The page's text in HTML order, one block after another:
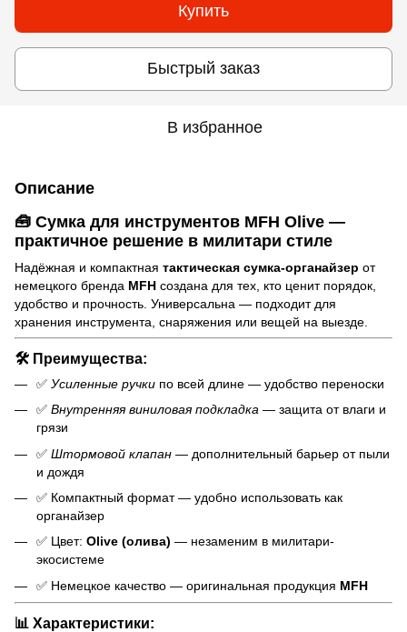
Купить
Быстрый заказ
В избранное
Описание
🧰 Сумка для инструментов MFH Olive —
практичное решение в милитари стиле
Надёжная и компактная тактическая сумка-органайзер от
немецкого бренда MFH создана для тех, кто ценит порядок,
удобство и прочность. Универсальна — подходит для
хранения инструмента, снаряжения или вещей на выезде.
🛠️ Преимущества:
✅ Усиленные ручки по всей длине — удобство переноски
✅ Внутренняя виниловая подкладка — защита от влаги и
грязи
✅ Штормовой клапан — дополнительный барьер от пыли
и дождя
✅ Компактный формат — удобно использовать как
органайзер
✅ Цвет: Olive (олива) — незаменим в милитари-
экосистеме
✅ Немецкое качество — оригинальная продукция MFH
📊 Характеристики: